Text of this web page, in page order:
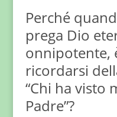
Perché
prega Dio
onnipotente,
ricordarsi
“Chi ha visto
Padre”?